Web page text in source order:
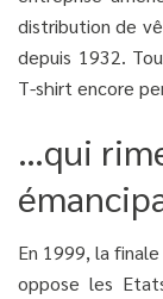
distribution de
depuis 1932.
T-shirt encore
…qui
En 1999, la
oppose les